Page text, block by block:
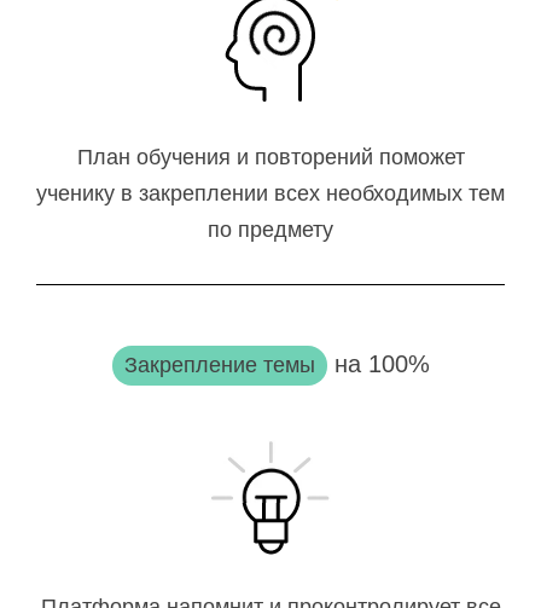
План обучения и повторений поможет
ученику в закреплении всех необходимых тем
по предмету
Закрепление темы на 100%